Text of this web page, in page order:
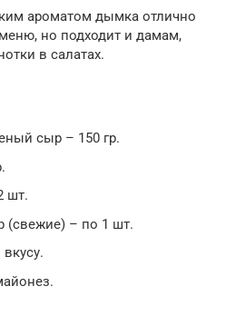
ароматом дымка отлично
но подходит и дамам,
в салатах.
сыр – 150 гр.
шт.
(свежие) – по 1 шт.